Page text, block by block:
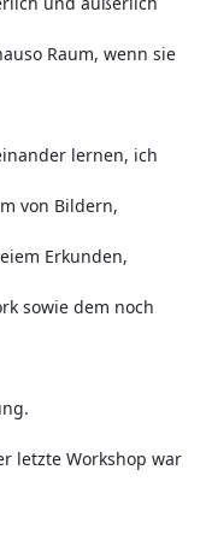
Raum, wenn sie
lernen, ich
von Bildern,
Erkunden,
sowie dem noch
letzte Workshop war